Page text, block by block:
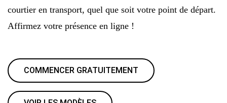
courtier en transport, quel que soit votre point de départ.
Affirmez votre présence en ligne !
COMMENCER GRATUITEMENT